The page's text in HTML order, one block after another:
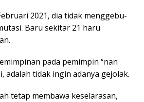
2021, dia tidak menggebu-
Baru sekitar 21 haru
pada pemimpin “nan
adalah tidak ingin adanya gejolak.
tetap membawa keselarasan,